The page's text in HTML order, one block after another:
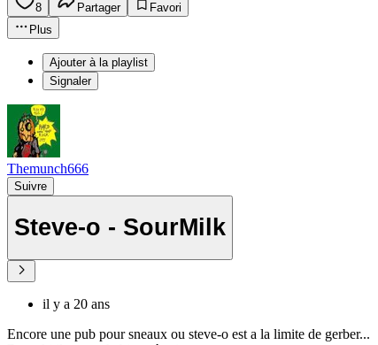
8 Partager
Favori
Plus
Ajouter à la playlist
Signaler
Themunch666
Suivre
Steve-o - SourMilk
il y a 20 ans
Encore une pub pour sneaux ou steve-o est a la limite de gerber...